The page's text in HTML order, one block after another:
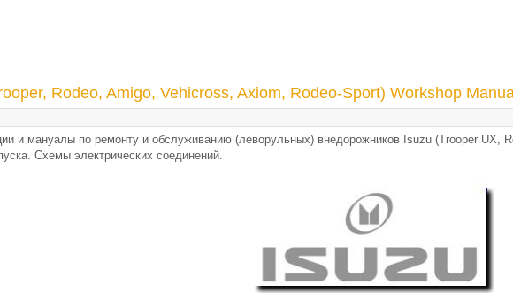
Rodeo, Amigo, Vehicross, Axiom, Rodeo-Sport) Workshop
и мануалы по ремонту и обслуживанию (леворульных) внедорожников Isuzu (Trooper UX,
Схемы электрических соединений.